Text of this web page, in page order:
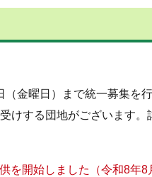
金曜日）まで統一募集を
けする団地がございます。
を開始しました（令和8年8